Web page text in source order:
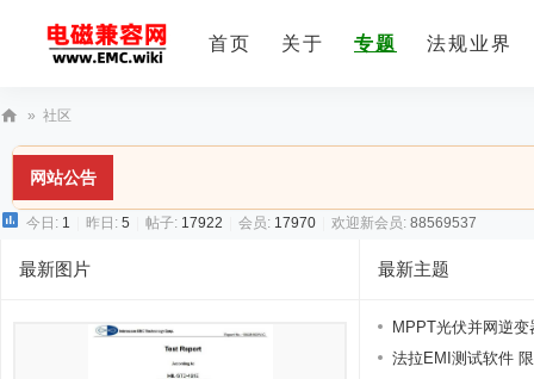
首页 关于 专题 法规业界
E
C
» 社区
网站公告
今日: 1 昨日: 5 帖子: 17922 会员: 17970 欢迎新会员: 88569537
最新图片 最新主题
MPPT光伏并网逆变
法拉EMI测试软件